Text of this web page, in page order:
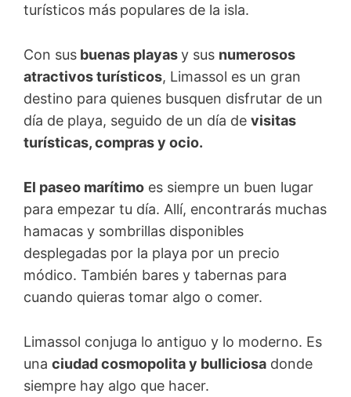
turísticos más populares de la isla.
Con sus buenas playasy sus numerosos
atractivos turísticos, Limassol es un gran
destino para quienes busquen disfrutar de un
día de playa, seguido de un día de visitas
turísticas, compras y ocio.
El paseo marítimo es siempre un buen lugar
para empezar tu día. Allí, encontrarás muchas
hamacas y sombrillas disponibles
desplegadas por la playa por un precio
módico. También bares y tabernas para
cuando quieras tomar algo o comer.
Limassol conjuga lo antiguo y lo moderno. Es
una ciudad cosmopolita y bulliciosa donde
siempre hay algo que hacer.